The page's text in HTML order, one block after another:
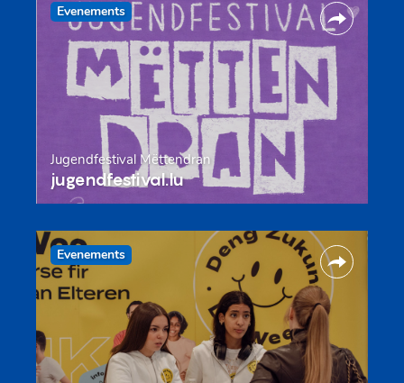
Evenements
Jugendfestival Mëttendran
jugendfestival.lu
Evenements